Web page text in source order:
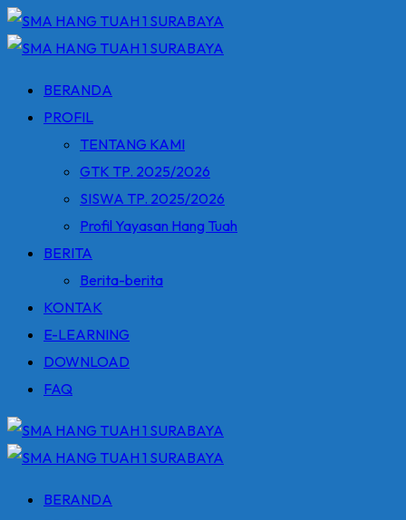
Skip
to
BERANDA
PROFIL
TENTANG KAMI
GTK TP. 2025/2026
SISWA TP. 2025/2026
Profil Yayasan Hang Tuah
BERITA
Berita-berita
KONTAK
E-LEARNING
DOWNLOAD
FAQ
BERANDA